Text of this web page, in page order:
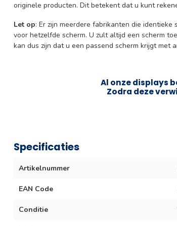
originele producten. Dit betekent dat u kunt
Let op: Er zijn meerdere fabrikanten die
voor hetzelfde scherm. U zult altijd een scherm
kan dus zijn dat u een passend scherm krijgt met
Al onze displays
Zodra deze
Specificaties
Artikelnummer
EAN Code
Conditie